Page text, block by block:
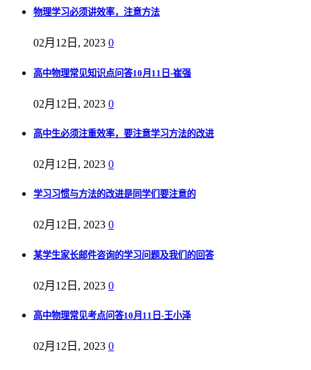
物理学习必须讲效率，注意方法
02月12日, 2023 0
高中物理常见知识点问答10月11日-崔强
02月12日, 2023 0
高中生必须注重效率，要注意学习方法的改进
02月12日, 2023 0
学习习惯与方法的改进是同学们要注意的
02月12日, 2023 0
某学生家长邮件咨询的学习问题及我们的回答
02月12日, 2023 0
高中物理常见考点问答10月11日-王小泽
02月12日, 2023 0